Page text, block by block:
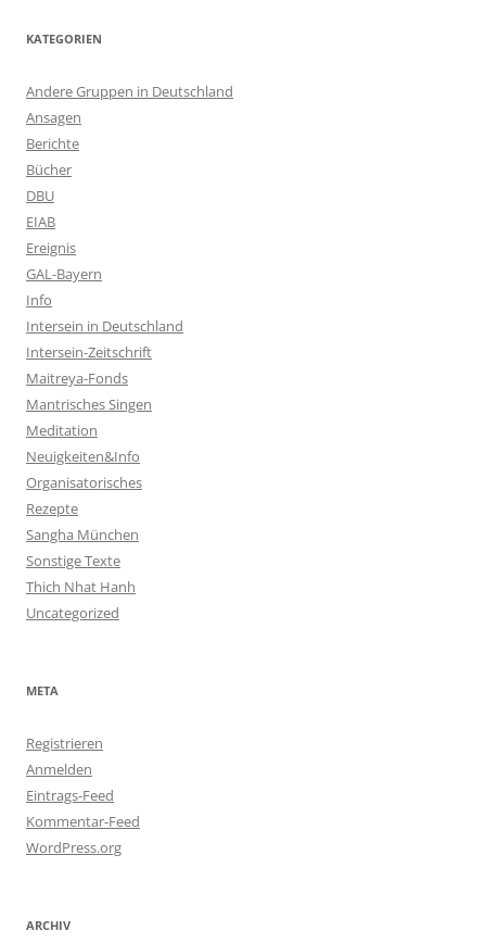
KATEGORIEN
Andere Gruppen in Deutschland
Ansagen
Berichte
Bücher
DBU
EIAB
Ereignis
GAL-Bayern
Info
Intersein in Deutschland
Intersein-Zeitschrift
Maitreya-Fonds
Mantrisches Singen
Meditation
Neuigkeiten&Info
Organisatorisches
Rezepte
Sangha München
Sonstige Texte
Thich Nhat Hanh
Uncategorized
META
Registrieren
Anmelden
Eintrags-Feed
Kommentar-Feed
WordPress.org
ARCHIV